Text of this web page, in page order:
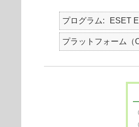
プログラム ESET
プラットフォーム（